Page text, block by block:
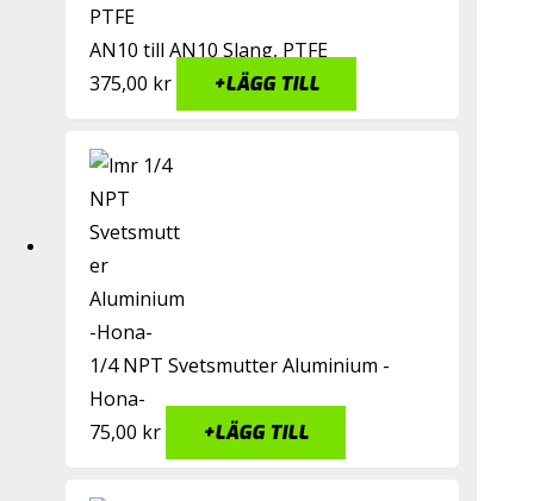
AN10 till AN10 Slang, PTFE
375,00 kr +LÄGG TILL
1/4 NPT Svetsmutter Aluminium -
Hona-
75,00 kr +LÄGG TILL